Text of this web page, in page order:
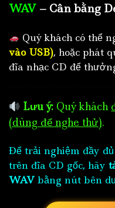
WAV – Cân bằng
Quý khách có thể
vào USB), hoặc phát
đĩa nhạc CD để
Lưu ý: Quý khách
(dùng để nghe thử).
Để trải nghiệm đầy
trên đĩa CD gốc, hãy
WAV bằng nút bên